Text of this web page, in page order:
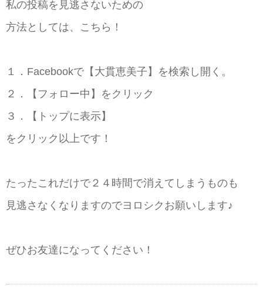
私の投稿を見逃さないための
方法としては、こちら！
１．Facebookで【大貫恵美子】を検索し開く。
２．【フォロー中】をクリック
３．【トップに表示】
をクリック以上です！
たったこれだけで２４時間で消えてしまうものも
見逃さなくなりますのでヨロシクお願いします♪
ぜひお友達になってください！